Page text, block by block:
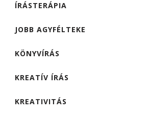
ÍRÁSTERÁPIA
JOBB AGYFÉLTEKE
KÖNYVÍRÁS
KREATÍV ÍRÁS
KREATIVITÁS